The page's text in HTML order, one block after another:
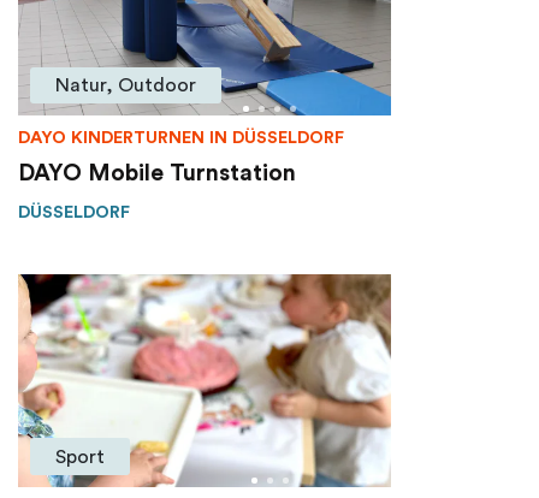
Natur, Outdoor
DAYO KINDERTURNEN IN DÜSSELDORF
DAYO Mobile Turnstation
DÜSSELDORF
Sport